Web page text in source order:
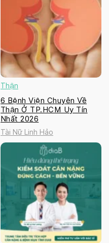
Thận
6 Bệnh Viện Chuyên Về
Thận Ở TP.HCM Uy Tín
Nhất 2026
Tài Nữ Linh Hảo